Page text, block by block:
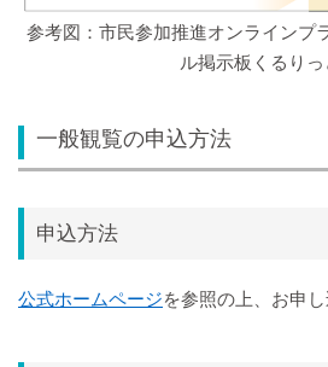
参考図：市民参加推進オンラインプ
ル掲示板くるりっ
一般観覧の申込方法
申込方法
公式ホームページを参照の上、お申し